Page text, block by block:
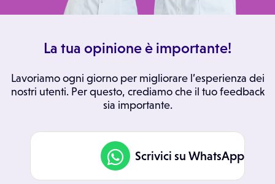
La tua opinione è importante!
Lavoriamo ogni giorno per migliorare l’esperienza dei
nostri utenti. Per questo, crediamo che il tuo feedback
sia importante.
Scrivici su WhatsApp